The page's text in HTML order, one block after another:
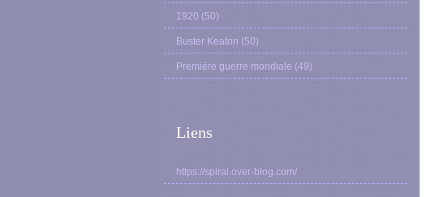
1920 (50)
Buster Keaton (50)
Première guerre mondiale (49)
Liens
https://spiral.over-blog.com/